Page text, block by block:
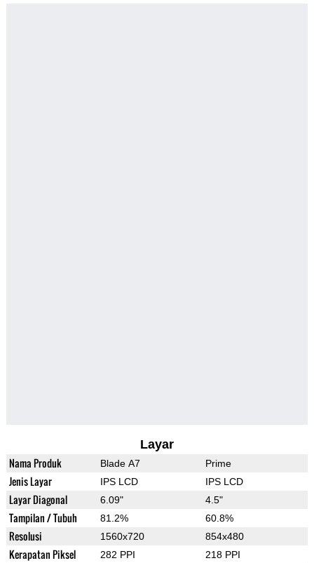
Layar
Nama Produk Blade A7 Prime
Jenis Layar IPS LCD IPS LCD
Layar Diagonal 6.09" 4.5"
Tampilan / Tubuh 81.2% 60.8%
Resolusi 1560x720 854x480
Kerapatan Piksel 282 PPI 218 PPI